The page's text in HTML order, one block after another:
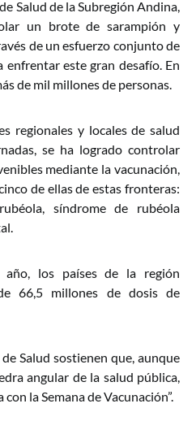
Salud de la Subregión Andina,
un brote de sarampión y
de un esfuerzo conjunto de
este gran desafío. En
de mil millones de personas.
regionales y locales de salud
se ha logrado controlar
mediante la vacunación,
de ellas de estas fronteras:
síndrome de rubéola
los países de la región
66,5 millones de dosis de
Salud sostienen que, aunque
angular de la salud pública,
la Semana de Vacunación”.